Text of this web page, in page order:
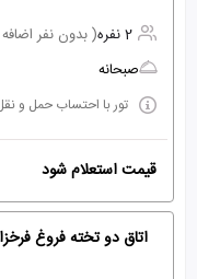
2 نفره
( بدون نفر
صبحانه
تور با احتساب حمل و
قیمت استعلام شود
اتاق دو تخته فروغ